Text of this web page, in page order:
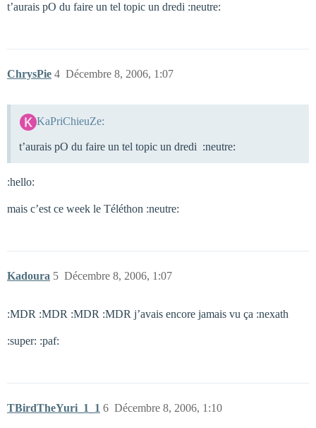
t’aurais pO du faire un tel topic un dredi :neutre:
ChrysPie Décembre 8, 2006, 1:07
4
KaPriChieuZe:
t’aurais pO du faire un tel topic un dredi :neutre:
:hello:
mais c’est ce week le Téléthon :neutre:
Kadoura Décembre 8, 2006, 1:07
5
:MDR :MDR :MDR :MDR j’avais encore jamais vu ça :nexath
:super: :paf:
TBirdTheYuri_1_1 Décembre 8, 2006, 1:10
6